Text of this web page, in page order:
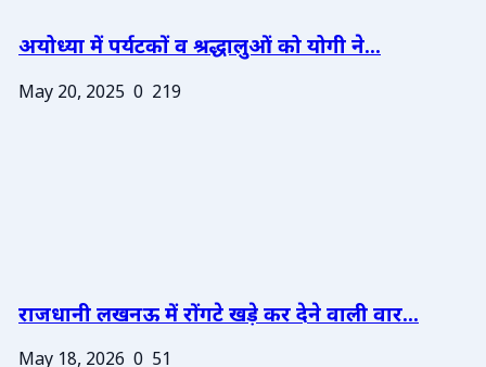
अयोध्या में पर्यटकों व श्रद्धालुओं को योगी ने...
May 20, 2025 0 219
राजधानी लखनऊ में रोंगटे खड़े कर देने वाली वार...
May 18, 2026 0 51